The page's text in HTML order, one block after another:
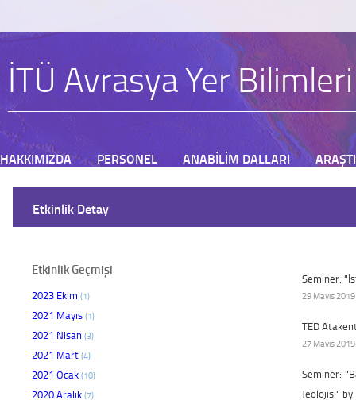
İTÜ Avrasya Yer
HAKKIMIZDA PERSONEL ANABİLİM DALLARI
Etkinlik Detay
Etkinlik Geçmişi
2023 Ekim (1)
2021 Mayıs (1)
2021 Nisan (3)
2021 Mart (4)
2021 Ocak (10)
2020 Aralık (7)
Seminer:
29 Mayıs
TED
27 Mayıs
Seminer:
Jeolojisi"